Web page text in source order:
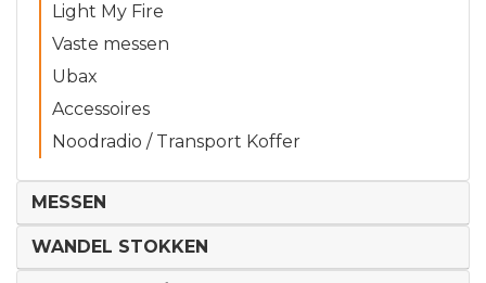
Light My Fire
Vaste messen
Ubax
Accessoires
Noodradio / Transport Koffer
MESSEN
WANDEL STOKKEN